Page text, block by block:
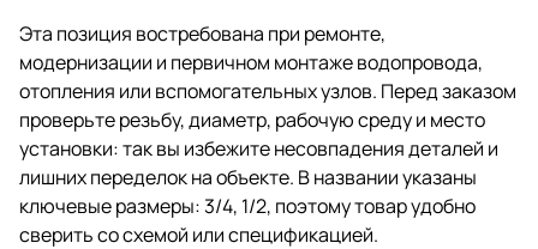
Эта позиция востребована при ремонте,
модернизации и первичном монтаже водопровода,
отопления или вспомогательных узлов. Перед заказом
проверьте резьбу, диаметр, рабочую среду и место
установки: так вы избежите несовпадения деталей и
лишних переделок на объекте. В названии указаны
ключевые размеры: 3/4, 1/2, поэтому товар удобно
сверить со схемой или спецификацией.